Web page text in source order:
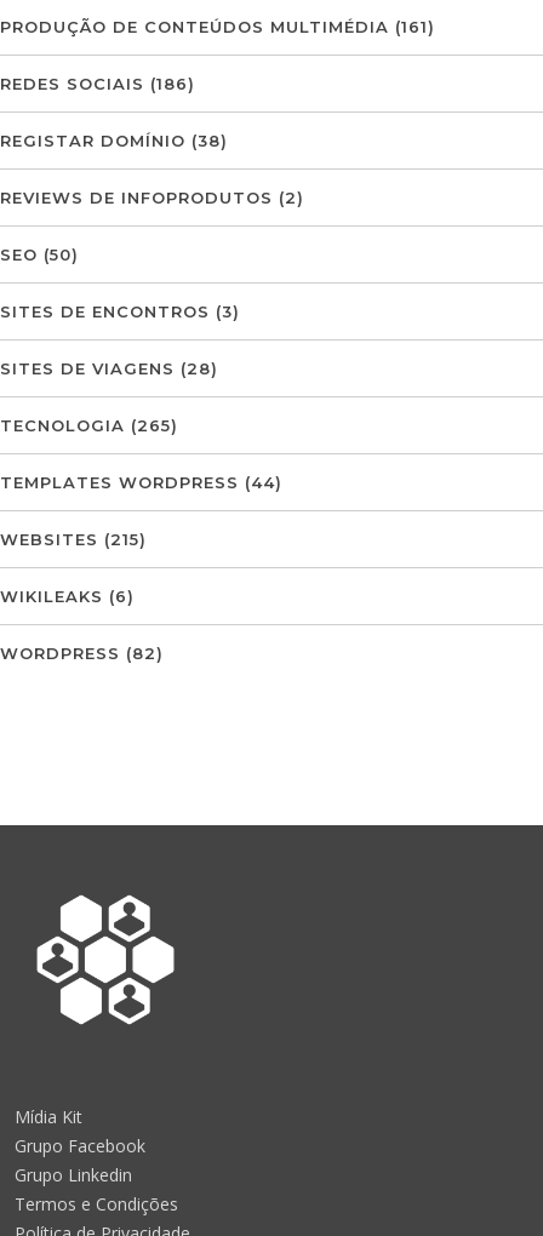
PRODUÇÃO DE CONTEÚDOS MULTIMÉDIA (161)
REDES SOCIAIS (186)
REGISTAR DOMÍNIO (38)
REVIEWS DE INFOPRODUTOS (2)
SEO (50)
SITES DE ENCONTROS (3)
SITES DE VIAGENS (28)
TECNOLOGIA (265)
TEMPLATES WORDPRESS (44)
WEBSITES (215)
WIKILEAKS (6)
WORDPRESS (82)
Mídia Kit
Grupo Facebook
Grupo Linkedin
Termos e Condições